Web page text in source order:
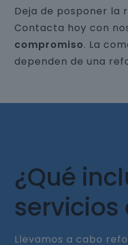
Deja de posponer la
Contacta hoy con
compromiso. La
dependen de una
¿Qué
servicios
Llevamos a cabo